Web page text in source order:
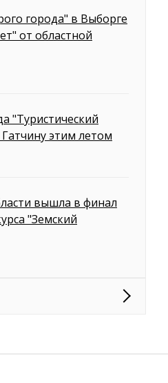
города" в Выборге
от областной
"Туристический
этим летом
вышла в финал
"Земский